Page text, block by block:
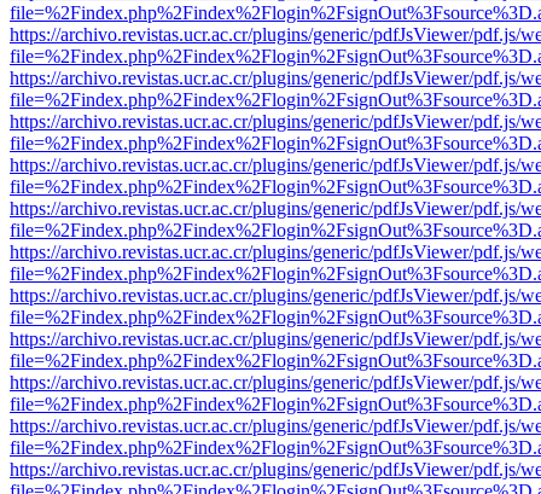
https://archivo.revistas.ucr.ac.cr/plugins/generic/pdfJsViewer/pdf.js/
https://archivo.revistas.ucr.ac.cr/plugins/generic/pdfJsViewer/pdf.js/
https://archivo.revistas.ucr.ac.cr/plugins/generic/pdfJsViewer/pdf.js/
https://archivo.revistas.ucr.ac.cr/plugins/generic/pdfJsViewer/pdf.js/
https://archivo.revistas.ucr.ac.cr/plugins/generic/pdfJsViewer/pdf.js/
https://archivo.revistas.ucr.ac.cr/plugins/generic/pdfJsViewer/pdf.js/
https://archivo.revistas.ucr.ac.cr/plugins/generic/pdfJsViewer/pdf.js/
https://archivo.revistas.ucr.ac.cr/plugins/generic/pdfJsViewer/pdf.js/
https://archivo.revistas.ucr.ac.cr/plugins/generic/pdfJsViewer/pdf.js/
https://archivo.revistas.ucr.ac.cr/plugins/generic/pdfJsViewer/pdf.js/
https://archivo.revistas.ucr.ac.cr/plugins/generic/pdfJsViewer/pdf.js/